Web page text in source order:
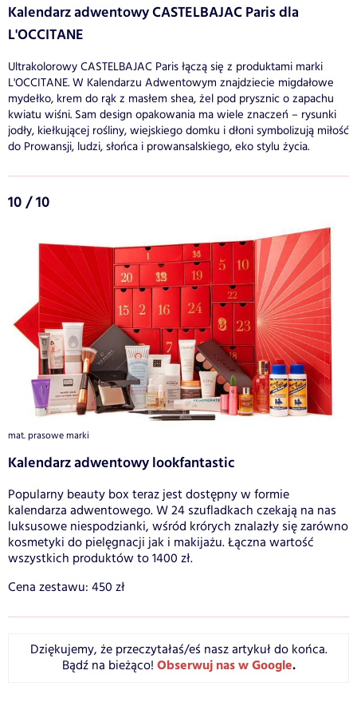
Kalendarz adwentowy CASTELBAJAC Paris dla
L'OCCITANE
Ultrakolorowy CASTELBAJAC Paris łączą się z produktami marki
L'OCCITANE. W Kalendarzu Adwentowym znajdziecie migdałowe
mydełko, krem do rąk z masłem shea, żel pod prysznic o zapachu
kwiatu wiśni. Sam design opakowania ma wiele znaczeń – rysunki
jodły, kiełkującej rośliny, wiejskiego domku i dłoni symbolizują miłość
do Prowansji, ludzi, słońca i prowansalskiego, eko stylu życia.
10 / 10
mat. prasowe marki
Kalendarz adwentowy lookfantastic
Popularny beauty box teraz jest dostępny w formie
kalendarza adwentowego. W 24 szufladkach czekają na nas
luksusowe niespodzianki, wśród krórych znalazły się zarówno
kosmetyki do pielęgnacji jak i makijażu. Łączna wartość
wszystkich produktów to 1400 zł.
Cena zestawu: 450 zł
Dziękujemy, że przeczytałaś/eś nasz artykuł do końca.
Bądź na bieżąco! Obserwuj nas w Google.